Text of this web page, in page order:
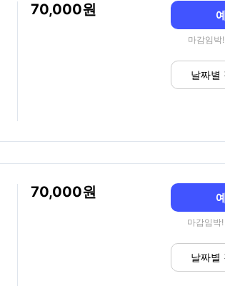
70,000
마감임박
날짜별
70,000
마감임박
날짜별